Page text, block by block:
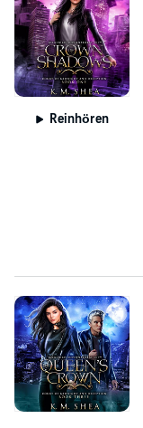
Reinhören